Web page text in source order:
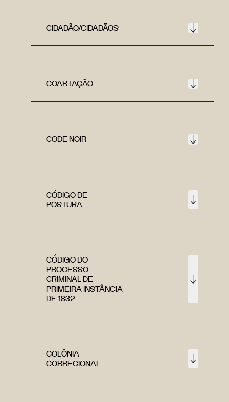
CIDADÃO/CIDADÃOS
COARTAÇÃO
CODE NOIR
CÓDIGO DE
POSTURA
CÓDIGO DO
PROCESSO
CRIMINAL DE
PRIMEIRA INSTÂNCIA
DE 1832
COLÔNIA
CORRECIONAL